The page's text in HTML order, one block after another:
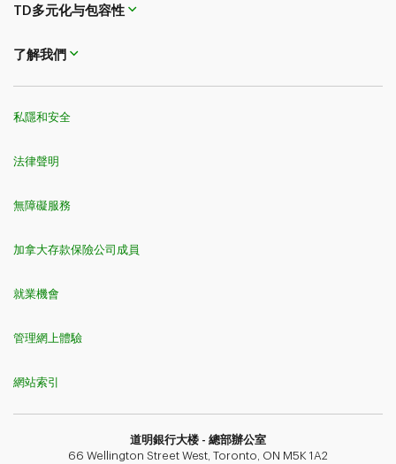
TD多元化与包容性
了解我們
私隱和安全
法律聲明
無障礙服務
加拿大存款保險公司成員
就業機會
管理網上體驗
網站索引
道明銀行​​​​​​​大楼 - 總部辦公室
66 Wellington Street West, Toronto, ON M5K 1A2